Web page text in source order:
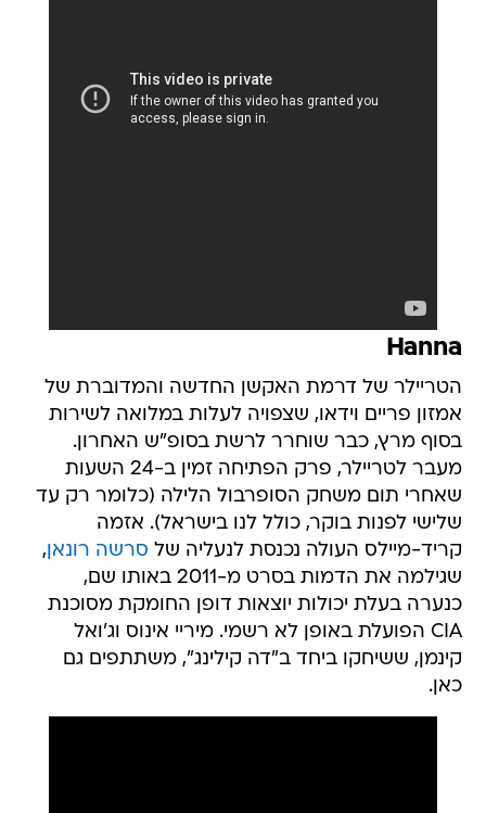
Hanna
הטריילר של דרמת האקשן החדשה והמדוברת של
אמזון פריים וידאו, שצפויה לעלות במלואה לשירות
בסוף מרץ, כבר שוחרר לרשת בסופ"ש האחרון.
מעבר לטריילר, פרק הפתיחה זמין ב-24 השעות
שאחרי תום משחק הסופרבול הלילה (כלומר רק עד
שלישי לפנות בוקר, כולל לנו בישראל). אזמה
קריד-מיילס העולה נכנסת לנעליה של סרשה רונאן,
שגילמה את הדמות בסרט מ-2011 באותו שם,
כנערה בעלת יכולות יוצאות דופן החומקת מסוכנת
CIA הפועלת באופן לא רשמי. מיריי אינוס וג'ואל
קינמן, ששיחקו ביחד ב"דה קילינג", משתתפים גם
כאן.